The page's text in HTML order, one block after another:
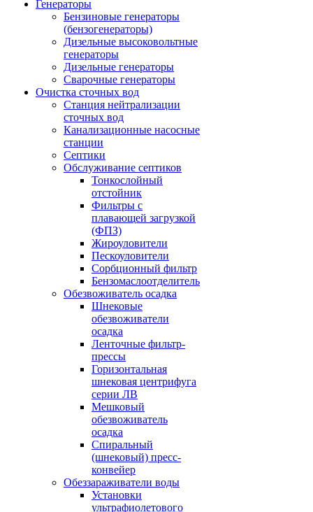
Генераторы
Бензиновые генераторы
(бензогенераторы)
Дизельные высоковольтные
генераторы
Дизельные генераторы
Сварочные генераторы
Очистка сточных вод
Станция нейтрализации
сточных вод
Канализационные насосные
станции
Септики
Обслуживание септиков
Тонкослойный
отстойник
Фильтры с
плавающей загрузкой
(ФПЗ)
Жироуловители
Пескоуловители
Сорбционный фильтр
Бензомаслоотделитель
Обезвоживатель осадка
Шнековые
обезвоживатели
осадка
Ленточные фильтр-
прессы
Горизонтальная
шнековая центрифуга
серии ЛВ
Мешковый
обезвоживатель
осадка
Спиральный
(шнековый) пресс-
конвейер
Обеззараживатели воды
Установки
ультрафиолетового